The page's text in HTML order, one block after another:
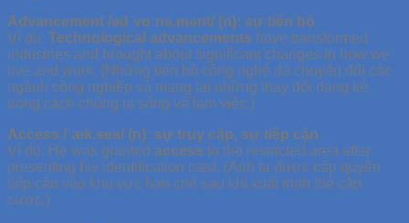
Advancement /ədˈvɑːns.mənt/ (n): sự tiến bộ
Ví dụ: Technological advancements have transformed
industries and brought about significant changes in how we
live and work. (Những tiến bộ công nghệ đã chuyển đổi các
ngành công nghiệp và mang lại những thay đổi đáng kể
trong cách chúng ta sống và làm việc.)
Access /ˈæk.ses/ (n): sự truy cập, sự tiếp cận
Ví dụ: He was granted access to the restricted area after
presenting his identification card. (Anh ta được cấp quyền
tiếp cận vào khu vực hạn chế sau khi xuất trình thẻ căn
cước.)